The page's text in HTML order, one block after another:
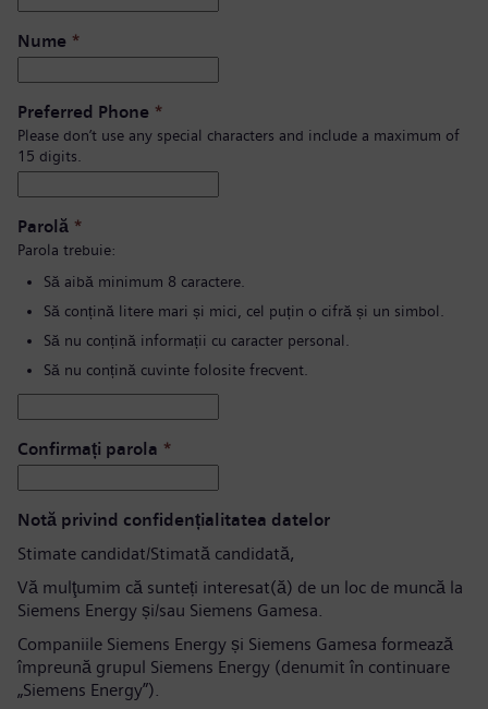
Nume *
Preferred Phone *
Please don’t use any special characters and include a maximum of
15 digits.
Parolă *
Parola trebuie:
Să aibă minimum 8 caractere.
Să conțină litere mari și mici, cel puțin o cifră și un simbol.
Să nu conțină informații cu caracter personal.
Să nu conțină cuvinte folosite frecvent.
Confirmați parola *
Notă privind confidențialitatea datelor
Stimate candidat/Stimată candidată,
Vă mulţumim că sunteți interesat(ă) de un loc de muncă la
Siemens Energy și/sau Siemens Gamesa.
Companiile Siemens Energy și Siemens Gamesa formează
împreună grupul Siemens Energy (denumit în continuare
„Siemens Energy”).